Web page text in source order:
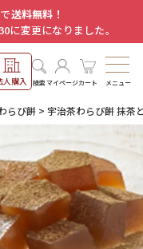
送料無料！
に変更になりました。
人購入 検索マイページカート メニュー
らび餅 宇治茶わらび餅 抹茶